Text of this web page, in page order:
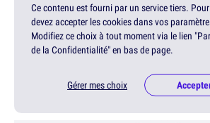
Ce contenu est fourni par un service tiers.
devez accepter les cookies dans vos
Modifiez ce choix à tout moment via le lien
de la Confidentialité" en bas de page.
Gérer mes choix